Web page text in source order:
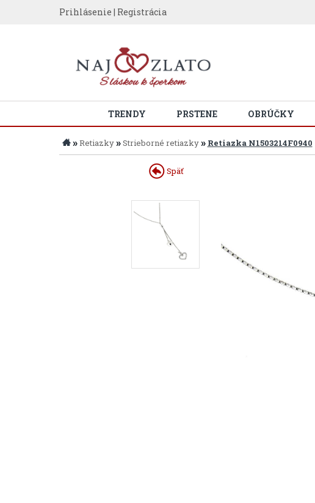
Prihlásenie | Registrácia
TRENDY PRSTENE OBRÚČKY
»Retiazky»Strieborné retiazky» Retiazka N1503214F0940
Späť